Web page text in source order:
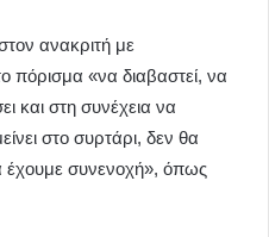
ανακριτή με
πόρισμα «να διαβαστεί, να
και στη συνέχεια να
στο συρτάρι, δεν θα
συνενοχή», όπως